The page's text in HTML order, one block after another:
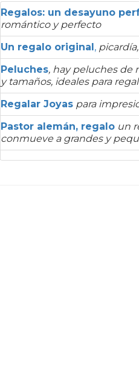
Regalos: un desayuno
romántico y perfecto
Un regalo original ,
Peluches, hay peluches de
y tamaños, ideales para
Regalar Joyas para
Pastor alemán, regalo un
conmueve a grandes y